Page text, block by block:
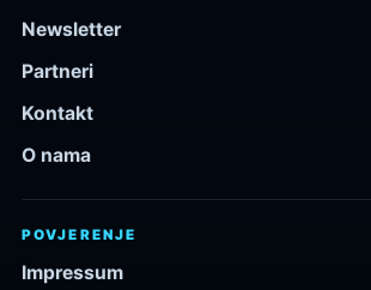
Newsletter
Partneri
Kontakt
O nama
POVJERENJE
Impressum